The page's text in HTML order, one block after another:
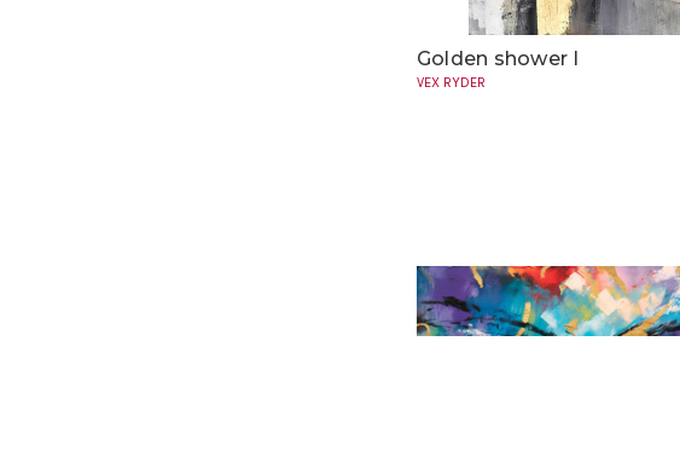
Golden shower I
VEX RYDER